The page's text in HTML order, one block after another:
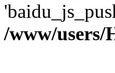
/www/users/